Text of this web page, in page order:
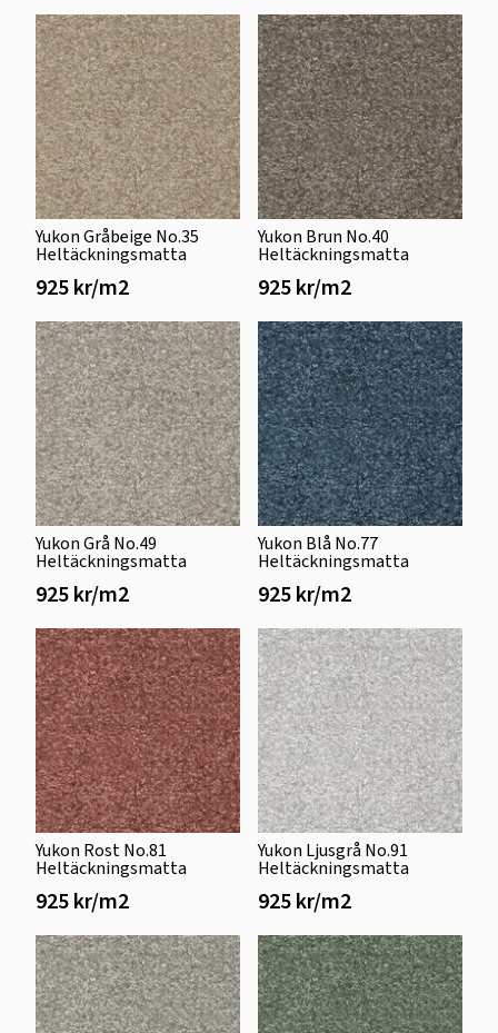
Yukon Gråbeige No.35
Heltäckningsmatta
925 kr/m2
Yukon Brun No.40
Heltäckningsmatta
925 kr/m2
Yukon Grå No.49
Heltäckningsmatta
925 kr/m2
Yukon Blå No.77
Heltäckningsmatta
925 kr/m2
Yukon Rost No.81
Heltäckningsmatta
925 kr/m2
Yukon Ljusgrå No.91
Heltäckningsmatta
925 kr/m2